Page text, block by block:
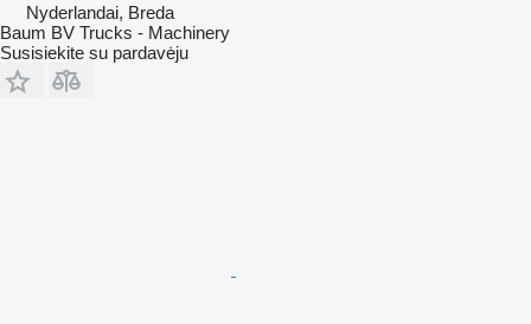
Nyderlandai, Breda
Baum BV Trucks - Machinery
Susisiekite su pardavėju